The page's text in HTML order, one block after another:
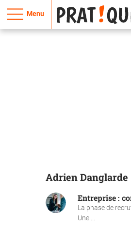
Menu
Adrien Danglarde
Entreprise :
La phase de
Une ...